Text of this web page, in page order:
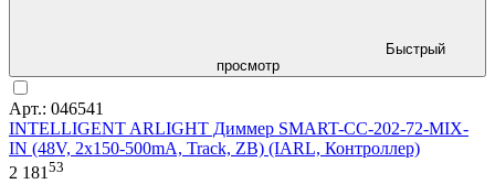
Быстрый
просмотр
Арт.: 046541
INTELLIGENT ARLIGHT Диммер SMART-CC-202-72-MIX-
IN (48V, 2x150-500mA, Track, ZB) (IARL, Контроллер)
2 181 53